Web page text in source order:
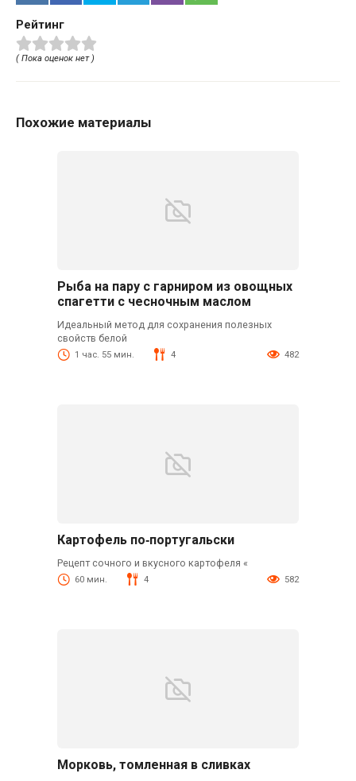
Рейтинг
( Пока оценок нет )
Похожие материалы
Рыба на пару с гарниром из овощных
спагетти с чесночным маслом
Идеальный метод для сохранения полезных
свойств белой
1 час. 55 мин. 4 482
Картофель по‑португальски
Рецепт сочного и вкусного картофеля «
60 мин. 4 582
Морковь, томленная в сливках